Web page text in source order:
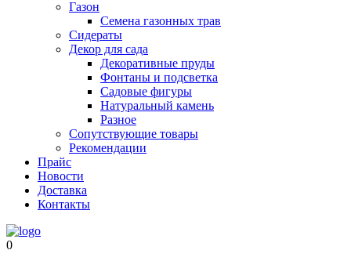
Газон
Семена газонных трав
Сидераты
Декор для сада
Декоративные пруды
Фонтаны и подсветка
Садовые фигуры
Натуральный камень
Разное
Сопутствующие товары
Рекомендации
Прайс
Новости
Доставка
Контакты
0